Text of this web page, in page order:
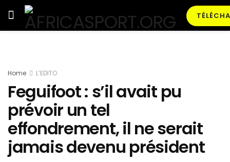
Home L’EDITO
Feguifoot : s’il avait pu
prévoir un tel
effondrement, il ne serait
jamais devenu président